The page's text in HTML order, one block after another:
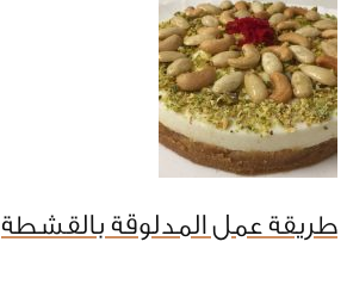
طريقة عمل المدلوقة بالقشطة